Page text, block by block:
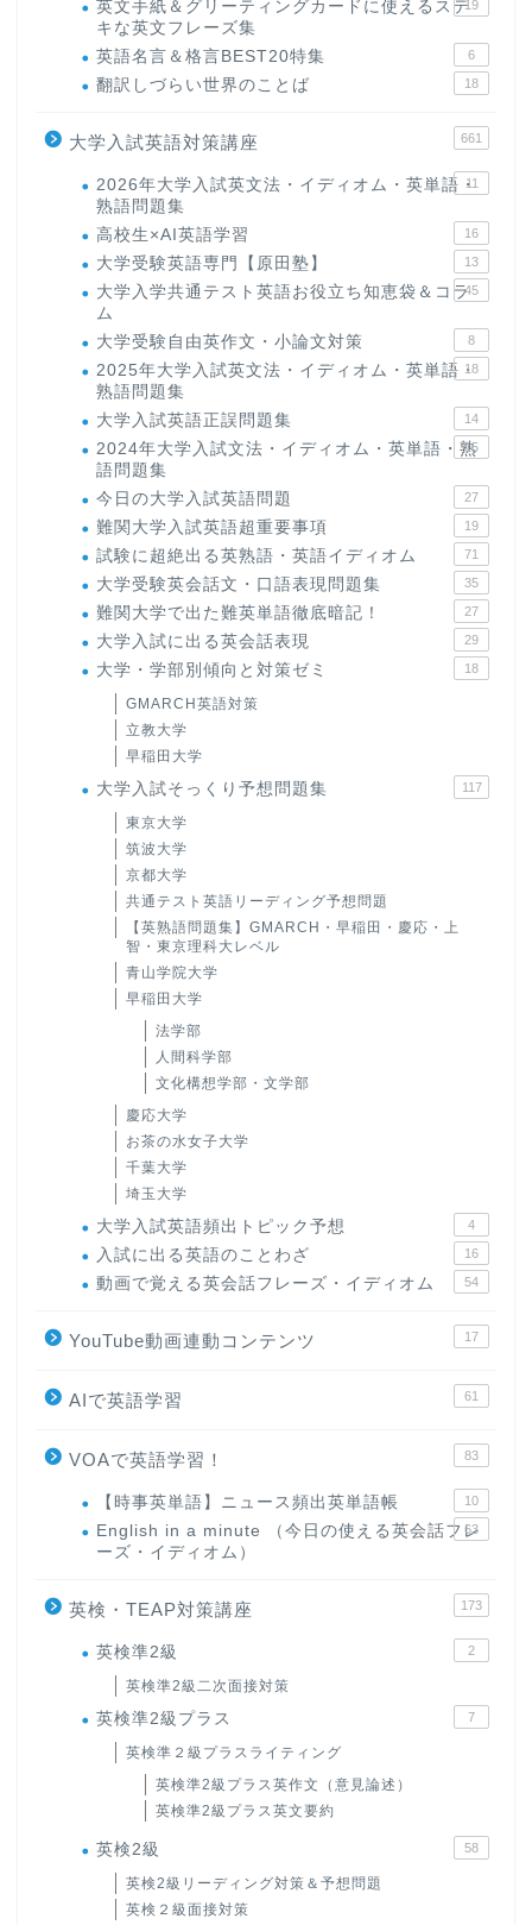
英文手紙＆グリーティングカードに使えるステ
キな英文フレーズ集
19
英語名言＆格言BEST20特集 6
翻訳しづらい世界のことば 18
大学入試英語対策講座 661
2026年大学入試英文法・イディオム・英単語・
熟語問題集
11
高校生×AI英語学習 16
大学受験英語専門【原田塾】 13
大学入学共通テスト英語お役立ち知恵袋＆コラ
ム
45
大学受験自由英作文・小論文対策 8
2025年大学入試英文法・イディオム・英単語・
熟語問題集
18
大学入試英語正誤問題集 14
2024年大学入試文法・イディオム・英単語・熟
語問題集
15
今日の大学入試英語問題 27
難関大学入試英語超重要事項 19
試験に超絶出る英熟語・英語イディオム 71
大学受験英会話文・口語表現問題集 35
難関大学で出た難英単語徹底暗記！ 27
大学入試に出る英会話表現 29
大学・学部別傾向と対策ゼミ 18
GMARCH英語対策
立教大学
早稲田大学
大学入試そっくり予想問題集 117
東京大学
筑波大学
京都大学
共通テスト英語リーディング予想問題
【英熟語問題集】GMARCH・早稲田・慶応・上
智・東京理科大レベル
青山学院大学
早稲田大学
法学部
人間科学部
文化構想学部・文学部
慶応大学
お茶の水女子大学
千葉大学
埼玉大学
大学入試英語頻出トピック予想 4
入試に出る英語のことわざ 16
動画で覚える英会話フレーズ・イディオム 54
YouTube動画連動コンテンツ 17
AIで英語学習 61
VOAで英語学習！ 83
【時事英単語】ニュース頻出英単語帳 10
English in a minute （今日の使える英会話フレ
ーズ・イディオム）
63
英検・TEAP対策講座 173
英検準2級 2
英検準2級二次面接対策
英検準2級プラス 7
英検準２級プラスライティング
英検準2級プラス英作文（意見論述）
英検準2級プラス英文要約
英検2級 58
英検2級リーディング対策＆予想問題
英検２級面接対策